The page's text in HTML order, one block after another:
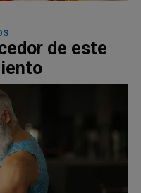
de este